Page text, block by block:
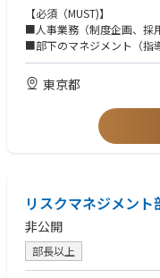
【必須（MUST)】
■人事業務（制度企画、採
■部下のマネジメント（指
東京都
リスクマネジメント
非公開
部長以上